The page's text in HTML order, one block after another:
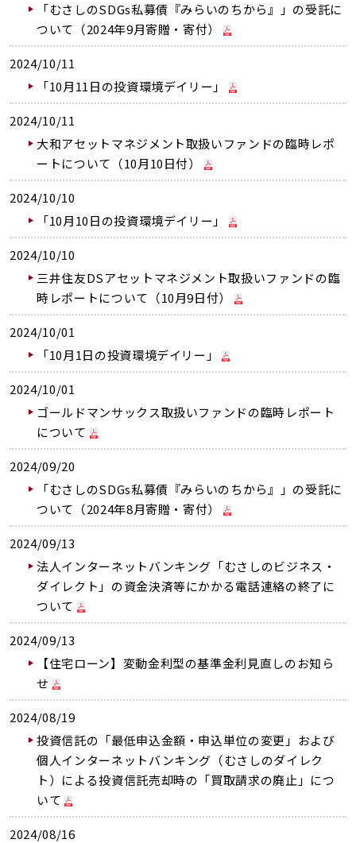
「むさしのSDGs私募債『みらいのちから』」の受託に
ついて（2024年9月寄贈・寄付）
2024/10/11
「10月11日の投資環境デイリー」
2024/10/11
大和アセットマネジメント取扱いファンドの臨時レポ
ートについて（10月10日付）
2024/10/10
「10月10日の投資環境デイリー」
2024/10/10
三井住友DSアセットマネジメント取扱いファンドの臨
時レポートについて（10月9日付）
2024/10/01
「10月1日の投資環境デイリー」
2024/10/01
ゴールドマンサックス取扱いファンドの臨時レポート
について
2024/09/20
「むさしのSDGs私募債『みらいのちから』」の受託に
ついて（2024年8月寄贈・寄付）
2024/09/13
法人インターネットバンキング「むさしのビジネス・
ダイレクト」の資金決済等にかかる電話連絡の終了に
ついて
2024/09/13
【住宅ローン】変動金利型の基準金利見直しのお知ら
せ
2024/08/19
投資信託の「最低申込金額・申込単位の変更」および
個人インターネットバンキング（むさしのダイレク
ト）による投資信託売却時の「買取請求の廃止」につ
いて
2024/08/16